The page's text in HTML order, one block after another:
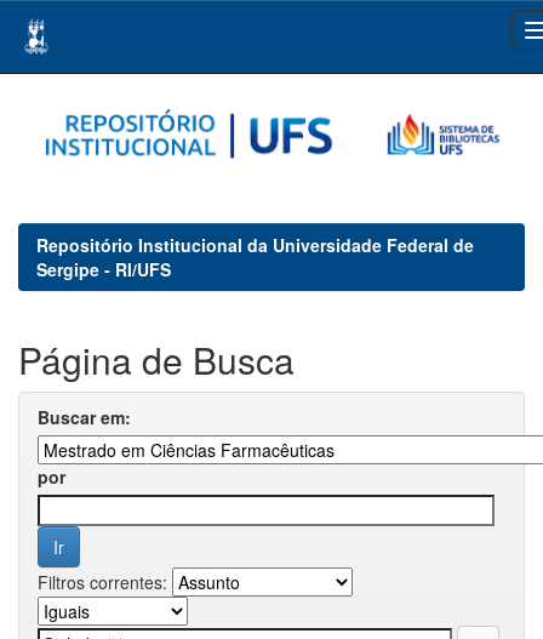
navigation
Repositório Institucional da Universidade Federal de
Sergipe - RI/UFS
Página de Busca
Buscar em:
por
Filtros correntes: